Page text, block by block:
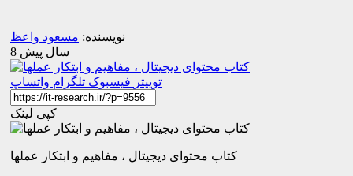
نویسنده: مسعود واعظ
8 سال پیش
توییتر فیسبوک تلگرام واتساپ
کپی لینک
کتاب محتوای دیجیتال ، مفاهیم و ابتکار عملها